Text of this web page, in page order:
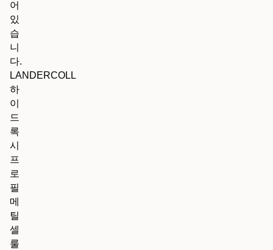
어
있
습
니
다.
LANDERCOLL
하
이
드
록
시
프
로
필
메
틸
셀
룰